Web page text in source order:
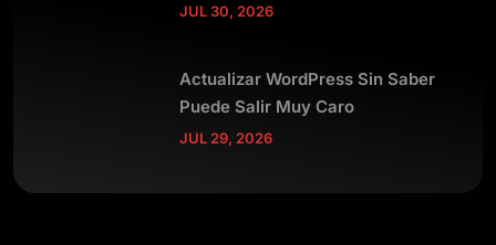
JUL 30, 2026
Actualizar WordPress Sin Saber
Puede Salir Muy Caro
JUL 29, 2026